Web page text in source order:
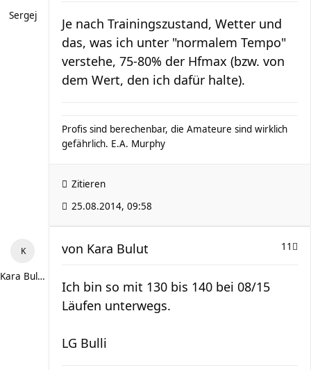
Sergej
Je nach Trainingszustand, Wetter und
das, was ich unter "normalem Tempo"
verstehe, 75-80% der Hfmax (bzw. von
dem Wert, den ich dafür halte).
Profis sind berechenbar, die Amateure sind wirklich
gefährlich. E.A. Murphy
Zitieren
25.08.2014, 09:58
Kara Bulut
11
von Kara Bulut
Ich bin so mit 130 bis 140 bei 08/15
Läufen unterwegs.
LG Bulli